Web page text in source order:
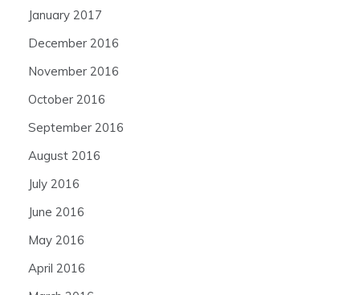
January 2017
December 2016
November 2016
October 2016
September 2016
August 2016
July 2016
June 2016
May 2016
April 2016